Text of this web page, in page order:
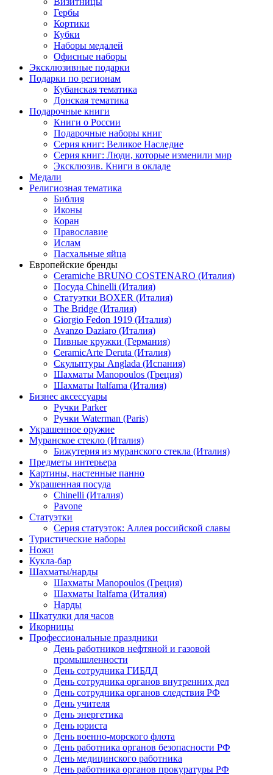
Гербы
Кортики
Кубки
Наборы медалей
Офисные наборы
Эксклюзивные подарки
Подарки по регионам
Кубанская тематика
Донская тематика
Подарочные книги
Книги о России
Подарочные наборы книг
Серия книг: Великое Наследие
Серия книг: Люди, которые изменили мир
Эксклюзив. Книги в окладе
Медали
Религиозная тематика
Библия
Иконы
Коран
Православие
Ислам
Пасхальные яйца
Европейские бренды
Ceramiche BRUNO COSTENARO (Италия)
Посуда Chinelli (Италия)
Статуэтки BOXER (Италия)
The Bridge (Италия)
Giorgio Fedon 1919 (Италия)
Avanzo Daziaro (Италия)
Пивные кружки (Германия)
CeramicArte Deruta (Италия)
Скульптуры Anglada (Испания)
Шахматы Manopoulos (Греция)
Шахматы Italfama (Италия)
Бизнес аксессуары
Ручки Parker
Ручки Waterman (Paris)
Украшенное оружие
Муранское стекло (Италия)
Бижутерия из муранского стекла (Италия)
Предметы интерьера
Картины, настенные панно
Украшенная посуда
Chinelli (Италия)
Pavone
Статуэтки
Серия статуэток: Аллея российской славы
Туристические наборы
Ножи
Кукла-бар
Шахматы/нарды
Шахматы Manopoulos (Греция)
Шахматы Italfama (Италия)
Нарды
Шкатулки для часов
Икорницы
Профессиональные праздники
День работников нефтяной и газовой
промышленности
День сотрудника ГИБДД
День сотрудника органов внутренних дел
День сотрудника органов следствия РФ
День учителя
День энергетика
День юриста
День военно-морского флота
День работника органов безопасности РФ
День медицинского работника
День работника органов прокуратуры РФ